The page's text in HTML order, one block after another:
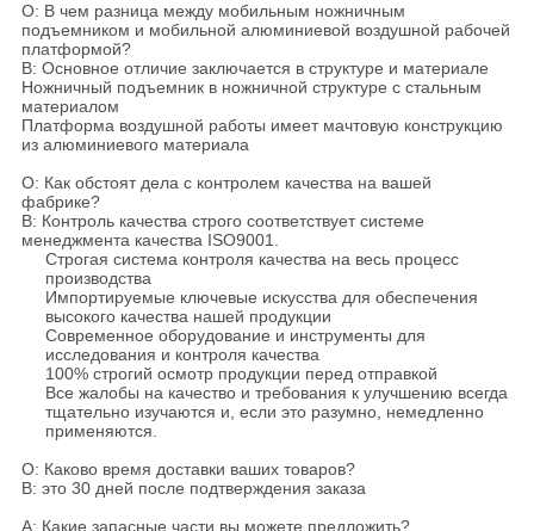
О: В чем разница между мобильным ножничным
подъемником и мобильной алюминиевой воздушной рабочей
платформой?
В: Основное отличие заключается в структуре и материале
Ножничный подъемник в ножничной структуре с стальным
материалом
Платформа воздушной работы имеет мачтовую конструкцию
из алюминиевого материала
О: Как обстоят дела с контролем качества на вашей
фабрике?
B: Контроль качества строго соответствует системе
менеджмента качества ISO9001.
Строгая система контроля качества на весь процесс
производства
Импортируемые ключевые искусства для обеспечения
высокого качества нашей продукции
Современное оборудование и инструменты для
исследования и контроля качества
100% строгий осмотр продукции перед отправкой
Все жалобы на качество и требования к улучшению всегда
тщательно изучаются и, если это разумно, немедленно
применяются.
О: Каково время доставки ваших товаров?
B: это 30 дней после подтверждения заказа
А: Какие запасные части вы можете предложить?